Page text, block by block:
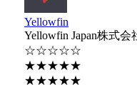
Yellowfin
Yellowfin Japan株式会
☆☆☆☆☆
★★★★★
★★★★★